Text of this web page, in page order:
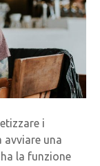
i
una
la funzione